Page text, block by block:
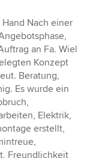
Nach einer
an Fa. Wiel
Konzept
Beratung,
Es wurde ein
Elektrik,
erstellt,
Freundlichkeit